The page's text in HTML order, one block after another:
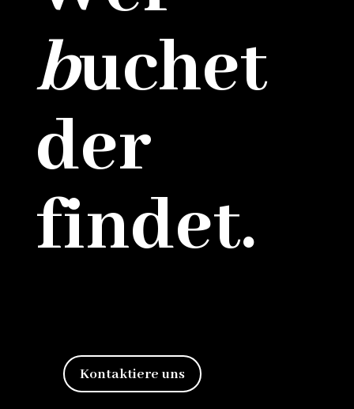
buchet
der
findet.
Kontaktiere uns